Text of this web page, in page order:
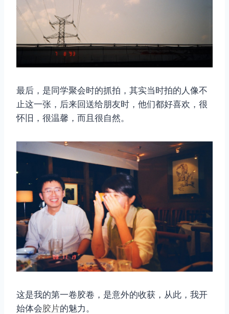
最后，是同学聚会时的抓拍，其实当时拍的人像不
止这一张，后来回送给朋友时，他们都好喜欢，很
怀旧，很温馨，而且很自然。
这是我的第一卷胶卷，是意外的收获，从此，我开
始体会胶片的魅力。